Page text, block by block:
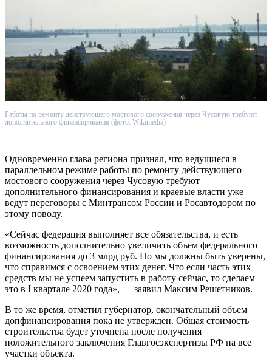
Работы по ремонту действующего мостового сооружения через Чусовую требуют
дополнительного финансирования (фото: Wikimedia)
Одновременно глава региона признал, что ведущиеся в
параллельном режиме работы по ремонту действующего
мостового сооружения через Чусовую требуют
дополнительного финансирования и краевые власти уже
ведут переговоры с Минтрансом России и Росавтодором по
этому поводу.
«Сейчас федерация выполняет все обязательства, и есть
возможность дополнительно увеличить объем федерального
финансирования до 3 млрд руб. Но мы должны быть уверены,
что справимся с освоением этих денег. Что если часть этих
средств мы не успеем запустить в работу сейчас, то сделаем
это в I квартале 2020 года», — заявил Максим Решетников.
В то же время, отметил губернатор, окончательный объем
допфинансирования пока не утвержден. Общая стоимость
строительства будет уточнена после получения
положительного заключения Главгосэкспертизы РФ на все
участки объекта.